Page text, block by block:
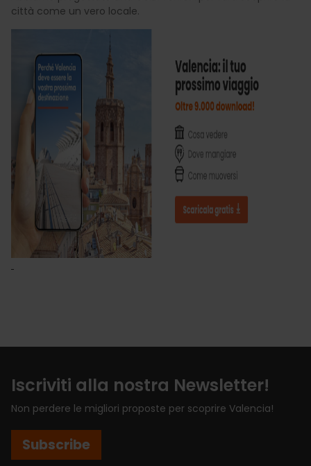
città come un vero locale.
Iscriviti alla nostra Newsletter!
Non perdere le migliori proposte per scoprire Valencia!
Subscribe